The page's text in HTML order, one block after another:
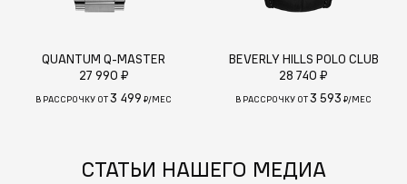
QUANTUM Q-MASTER
27 990 ₽
В РАССРОЧКУ ОТ3 499 ₽/МЕС
BEVERLY HILLS POLO CLUB
28 740 ₽
В РАССРОЧКУ ОТ3 593 ₽/МЕС
СТАТЬИ НАШЕГО МЕДИА